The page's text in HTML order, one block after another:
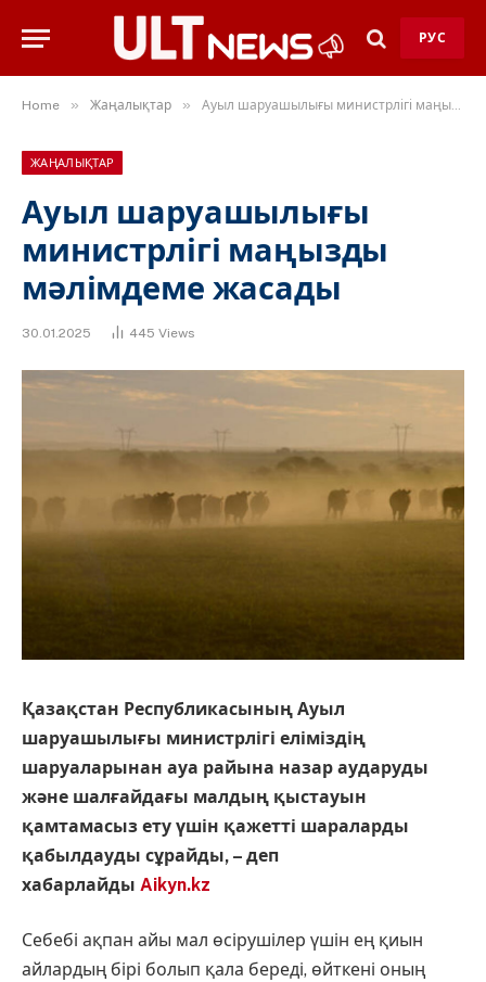
РУС
Home » Жаңалықтар » Ауыл шаруашылығы министрлігі маңызды мәлімдеме жасады
ЖАҢАЛЫҚТАР
Ауыл шаруашылығы
министрлігі маңызды
мәлімдеме жасады
30.01.2025 445 Views
Қазақстан Республикасының Ауыл
шаруашылығы министрлігі еліміздің
шаруаларынан ауа райына назар аударуды
және шалғайдағы малдың қыстауын
қамтамасыз ету үшін қажетті шараларды
қабылдауды сұрайды, – деп
хабарлайды Aikyn.kz
Себебі ақпан айы мал өсірушілер үшін ең қиын
айлардың бірі болып қала береді, өйткені оның